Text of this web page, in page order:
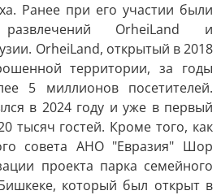
Ранее при его участии были
OrheiLand и
OrheiLand, открытый в 2018
территории, за годы
5 миллионов посетителей.
в 2024 году и уже в первый
тысяч гостей. Кроме того, как
совета АНО "Евразия" Шор
проекта парка семейного
который был открыт в